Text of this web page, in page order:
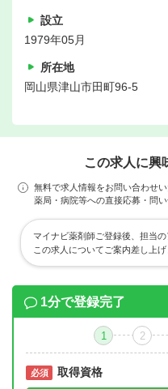
設立
1979年05月
所在地
岡山県津山市田町96-5
この求人に興
無料で求人情報をお問い合わせい
薬局・病院等への直接応募・問
マイナビ薬剤師ご登録後、担当
この求人についてご案内差し上げ
1分で登録完了
1 2
必須 取得資格